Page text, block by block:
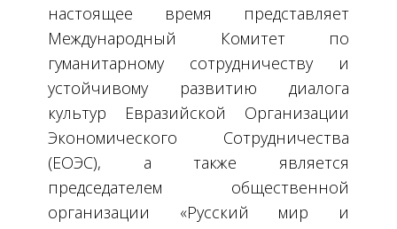
настоящее время представляет
Международный Комитет по
гуманитарному сотрудничеству и
устойчивому развитию диалога
культур Евразийской Организации
Экономического Сотрудничества
(ЕОЭС), а также является
председателем общественной
организации «Русский мир и